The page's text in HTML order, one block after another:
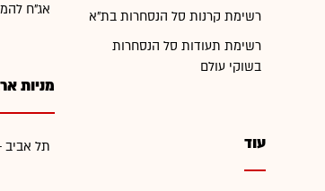
רשימת קרנות סל הנסחרות בת"א
רשימת תעודות סל הנסחרות
בשוקי עולם
עוד
אג"ח
מניות
תל אביב -